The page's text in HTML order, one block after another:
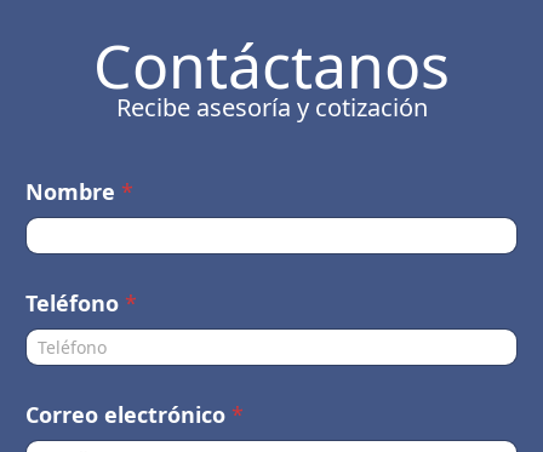
Contáctanos
Recibe asesoría y cotización
Nombre *
Teléfono *
Correo electrónico *